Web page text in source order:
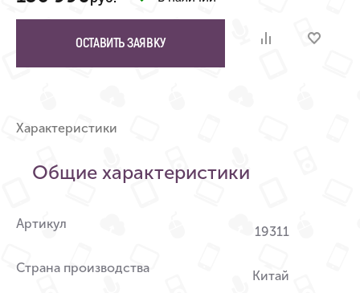
ОСТАВИТЬ ЗАЯВКУ
Характеристики
Общие характеристики
Артикул
19311
Страна производства
Китай